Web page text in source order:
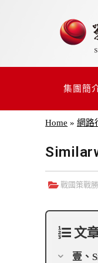
集團簡
Home »網路
戰國策戰
文
壹、